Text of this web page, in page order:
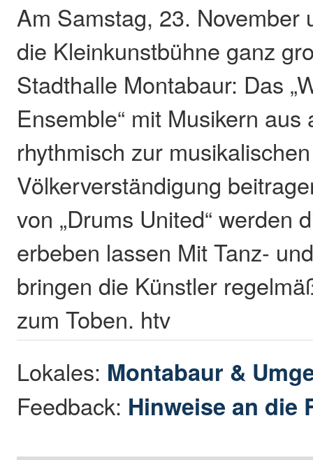
Am Samstag, 23. November
die Kleinkunstbühne ganz
Stadthalle Montabaur: Das
Ensemble“ mit Musikern aus
rhythmisch zur musikalischen
Völkerverständigung
von „Drums United“ werden
erbeben lassen Mit Tanz-
bringen die Künstler
zum Toben. htv
Lokales: Montabaur &
Feedback: Hinweise an die